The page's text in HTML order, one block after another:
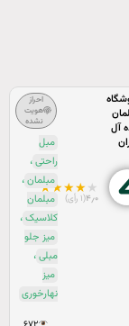
★★★ ★★
۴٫۰(۱ رأی)
احراز
هویت
نشده
،
مبلمان،
مبلمان
کلاسیک،
میز جلو
،
نهارخوری